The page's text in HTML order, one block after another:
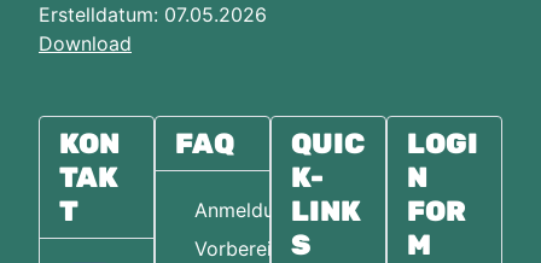
Erstelldatum: 07.05.2026
Download
KON
TAK
T
FAQ
Anmeldung
Vorbereitung
QUIC
K-
LINK
S
LOGI
N
FOR
M